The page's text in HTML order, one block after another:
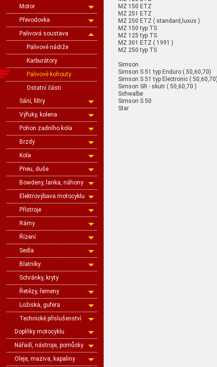
Motor
Převodovka
Palivová soustava
Palivové nádrže
Karburátory
Palivové kohouty
Ostatní části
Sání, filtry
Výfuky, kolena
Pohon zadního kola
Brzdy
Kola
Pneu, duše
Bowdeny, lanka, náhony
Elektrovýbava motocyklu
Přístroje
Rámy
Řízení
Sedla
Blatníky
Schránky, kryty
Řetězy, řemeny
Ložiska, gufera
Technické příslušenství
Doplňky motocyklu
Nářadí, nástroje, pomůcky
Oleje, maziva, kapaliny
MZ 150 ETZ
MZ 251 ETZ
MZ 250 ETZ ( standard,luxus )
MZ 150 typ TS
MZ 125 typ TS
MZ 301 ETZ ( 1991 )
MZ 250 typ TS
Simson
Simson S 51 typ Enduro ( 50,60,70)
Simson S 51 typ Electronic (
Simson SR - skutr ( 50,60,70 )
Schwalbe
Simson S 50
Star